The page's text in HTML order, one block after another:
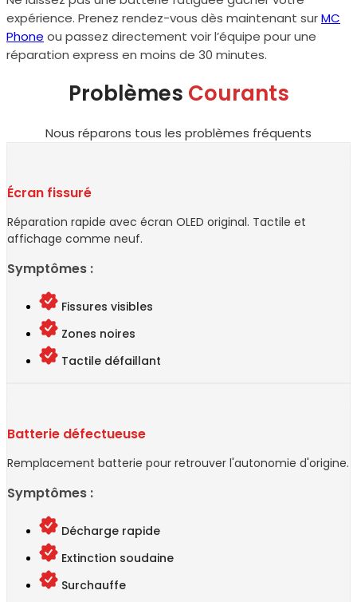
expérience. Prenez rendez-vous dès maintenant surMC
Phone ou passez directement voir l’équipe pour une
réparation express en moins de 30 minutes.
Problèmes Courants
Nous réparons tous les problèmes fréquents
Écran fissuré
Réparation rapide avec écran OLED original. Tactile et
affichage comme neuf.
Symptômes :
Fissures visibles
Zones noires
Tactile défaillant
Batterie défectueuse
Remplacement batterie pour retrouver l'autonomie d'origine.
Symptômes :
Décharge rapide
Extinction soudaine
Surchauffe